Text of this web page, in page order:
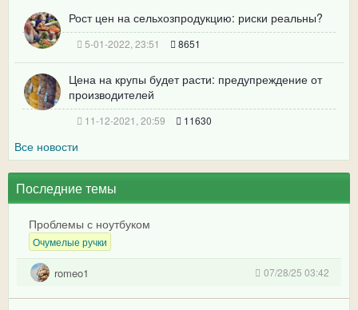
Рост цен на сельхозпродукцию: риски реальны?
5-01-2022, 23:51 8651
Цена на крупы будет расти: предупреждение от
производителей
11-12-2021, 20:59 11630
Все новости
Последние темы
Проблемы с ноутбуком
Очумелые ручки
romeo1 07/28/25 03:42